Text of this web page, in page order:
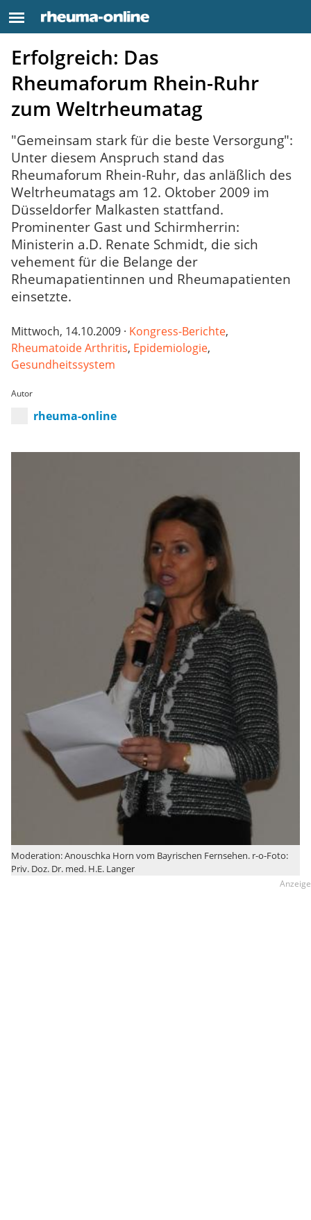
Erfolgreich: Das
Rheumaforum Rhein-Ruhr
zum Weltrheumatag
"Gemeinsam stark für die beste Versorgung":
Unter diesem Anspruch stand das
Rheumaforum Rhein-Ruhr, das anläßlich des
Weltrheumatags am 12. Oktober 2009 im
Düsseldorfer Malkasten stattfand.
Prominenter Gast und Schirmherrin:
Ministerin a.D. Renate Schmidt, die sich
vehement für die Belange der
Rheumapatientinnen und Rheumapatienten
einsetzte.
Mittwoch, 14.10.2009 · Kongress-Berichte,
Rheumatoide Arthritis, Epidemiologie,
Gesundheitssystem
Autor
rheuma-online
Moderation: Anouschka Horn vom Bayrischen Fernsehen. r-o-Foto:
Priv. Doz. Dr. med. H.E. Langer